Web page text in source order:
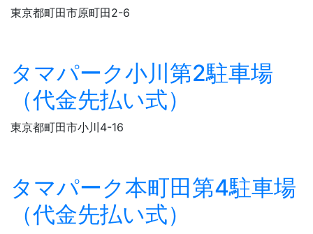
東京都町田市原町田2-6
タマパーク小川第2駐車場
（代金先払い式）
東京都町田市小川4-16
タマパーク本町田第4駐車場
（代金先払い式）